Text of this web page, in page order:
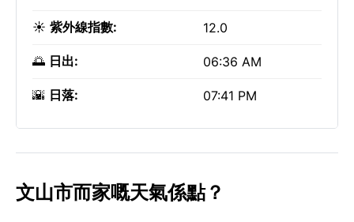
☀️ 紫外線指數: 12.0
🌅 日出: 06:36 AM
🌇 日落: 07:41 PM
文山市而家嘅天氣係點？